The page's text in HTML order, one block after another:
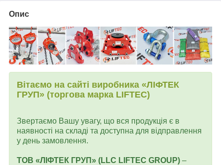
Опис
Вітаємо на сайті виробника «ЛІФТЕК
ГРУП» (торгова марка LIFTEC)
Звертаємо Вашу увагу, що вся продукція є в
наявності на складі та доступна для відправлення
у день замовлення.
ТОВ «ЛІФТЕК ГРУП» (LLC LIFTEC GROUP) –